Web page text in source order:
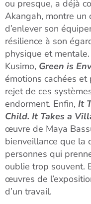
ou presque, a déjà
Akangah, montre
d’enlever son
résilience à son
physique et
Kusimo, Green is
émotions cachées
rejet de ces
endorment. Enfin, It
Child. It Takes a
œuvre de Maya
bienveillance que la
personnes qui
oublie trop souvent.
œuvres de
d’un travail.